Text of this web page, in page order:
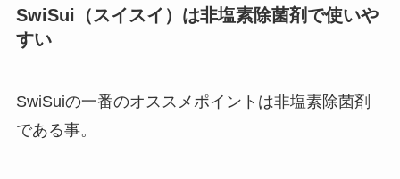
SwiSui（スイスイ）は非塩素除菌剤で使いや
すい
SwiSuiの一番のオススメポイントは非塩素除菌剤
である事。